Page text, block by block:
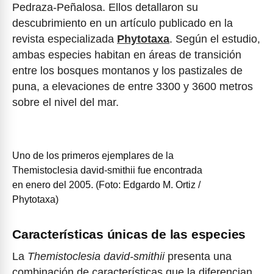
Pedraza-Peñalosa. Ellos detallaron su
descubrimiento en un artículo publicado en la
revista especializada Phytotaxa. Según el estudio,
ambas especies habitan en áreas de transición
entre los bosques montanos y los pastizales de
puna, a elevaciones de entre 3300 y 3600 metros
sobre el nivel del mar.
Uno de los primeros ejemplares de la
Themistoclesia david-smithii fue encontrada
en enero del 2005. (Foto: Edgardo M. Ortiz /
Phytotaxa)
Características únicas de las especies
La Themistoclesia david-smithiipresenta una